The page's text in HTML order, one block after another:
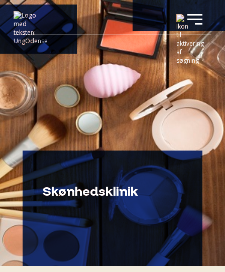
Skønhedsklinik